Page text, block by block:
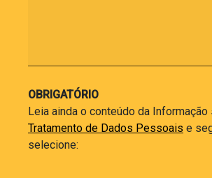
OBRIGATÓRIO
Leia ainda o conteúdo da Informação
Tratamento de Dados Pessoais e
selecione: